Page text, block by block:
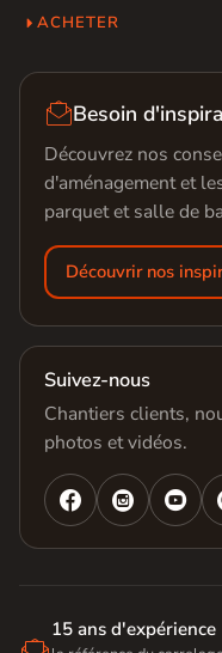
ACHETER
Besoin
Découvrez nos
d'aménagement et
parquet et salle de
Découvrir nos
Suivez-nous
Chantiers clients,
photos et vidéos.
  
15 ans d'expérience